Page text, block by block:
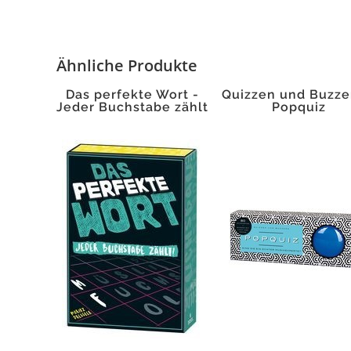
Ähnliche Produkte
Das perfekte Wort -
Jeder Buchstabe zählt
Quizzen und
Popquiz